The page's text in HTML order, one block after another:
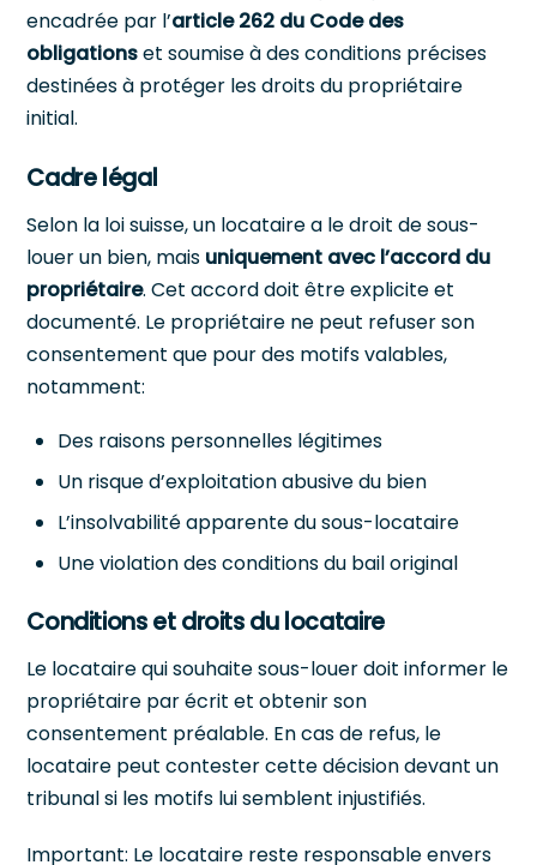
encadrée par l’article 262 du Code des
obligationset soumise à des conditions précises
destinées à protéger les droits du propriétaire
initial.
Cadre légal
Selon la loi suisse, un locataire a le droit de sous-
louer un bien, mais uniquement avec l’accord du
propriétaire. Cet accord doit être explicite et
documenté. Le propriétaire ne peut refuser son
consentement que pour des motifs valables,
notamment:
Des raisons personnelles légitimes
Un risque d’exploitation abusive du bien
L’insolvabilité apparente du sous-locataire
Une violation des conditions du bail original
Conditions et droits du locataire
Le locataire qui souhaite sous-louer doit informer le
propriétaire par écrit et obtenir son
consentement préalable. En cas de refus, le
locataire peut contester cette décision devant un
tribunal si les motifs lui semblent injustifiés.
Important: Le locataire reste responsable envers